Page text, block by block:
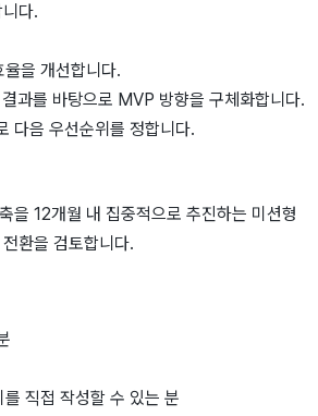
다.
을 개선합니다.
를 바탕으로 MVP 방향을 구체화합니다.
다음 우선순위를 정합니다.
을 12개월 내 집중적으로 추진하는 미션형
환을 검토합니다.
직접 작성할 수 있는 분